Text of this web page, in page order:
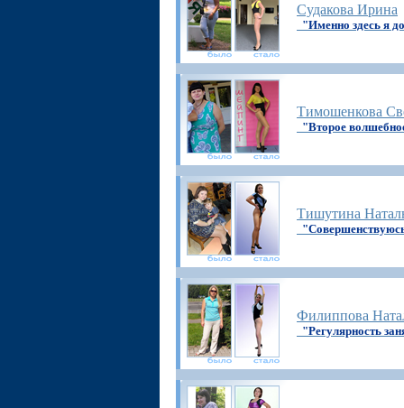
Судакова Ирина
"Именно здесь я
Тимошенкова
"Второе
Тишутина
Филиппова
"Регулярность